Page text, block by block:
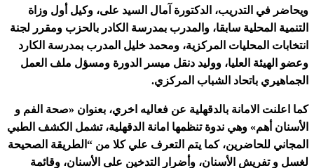
ويحاضر في التدريب، الدكتورة آمال السيد على، وكيل أول وزاة
التنمية المحلية سابقا، والمدرب بمدرسة الكادر بالحزب ومقرر لجنة
انتخابات المحليات المركزية، ومحمد خليل المدرب بمدرسة الكارد
وعضو الهيئة العليا، ووليد دنقل ميسر الدورة ومسؤل ملف العمل
الجماهيري باتحاد الشباب المركزي.
كما اعلنت الامانة بالدقهلية عن فعاليه اخري، بعنوان «صحة الفم و
الأسنان أهم» وهي ندوة تنظمها امانة الدقهلية، تشمل الكشف الطبي
المجاني للحاضرين، كما يتم التعرف علي كلا من “الطريقة الصحيحة
لغسل و تفريش الأسنان، وأضرار التدخين على الأسنان، وقائمة